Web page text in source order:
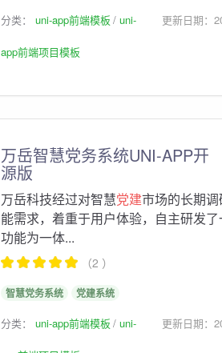
分类： uni-app前端模板 uni-
app前端项目模板
更新日期：
万岳智慧党务系统UNI-APP开
源版
万岳科技经过对智慧党建市场的长期
能需求，着重于用户体验，自主研发
功能为一体...
（2 ）
智慧党务系统 党建系统
分类： uni-app前端模板 uni- 更新日期：